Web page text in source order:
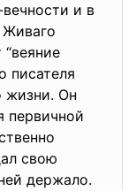
и в
Живаго
писателя
жизни. Он
первичной
свою
держало.